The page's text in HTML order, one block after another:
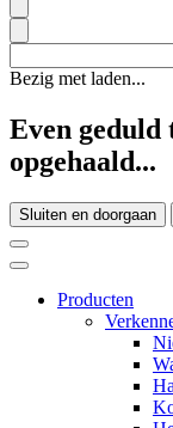
Bezig met laden...
Even
opgehaald...
Sluiten en doorgaan
Producten